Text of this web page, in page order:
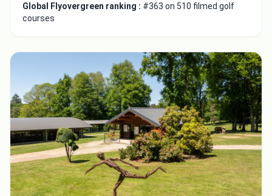
Global Flyovergreen ranking : #363 on 510 filmed golf
courses